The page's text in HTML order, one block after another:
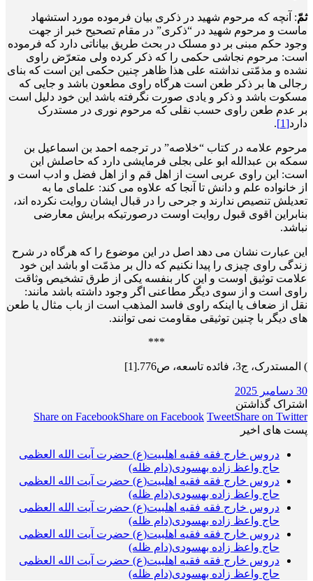
ثمّ: آنچه که مرحوم شهید در ذکری بیان فرموده مورد استشهاد
ماست و مرحوم شهید در “ذکری” در مقام تصحیح خبر از جهت
وجود حکم مبنی بر دو مسلک در بحث طریق بیاناتی دارد که فرموده
است: مرحوم نجاشی حکمی را که ذکر کرده ولی متعرّض راوی
نشده و مذمّتی نداشته علی هذا ظاهر چنین حکمی این است که بنای
رجالی ها بر ذکر طعن است هرگاه راوی مطعون باشد و جایی که
مسکوت باشد و ذکر و یادی صورت نگرفته باشد این خود دلیل است
بر عدم طعن راوی حسب نقلی که مرحوم نوری در مستدرک
دارد[1]
.
مرحوم علامه در کتاب “خلاصه” در ترجمه احمد بن اسماعیل بن
سمکه بن عبدالله ابو علی بجلی فرمایشی دارد که حاصلش این
است: این راوی عربی است از اهل قم و از اهل فضل و ادب است و
از خانواده علم و دانش تا آنجا که علاوه می کند: علمای ما به
تعدیلش تنصیص ندارند و جرحی را در قبال ایشان روایت نکرده اند،
بنابراین اقوی قبول روایت اوست درصورتی­که برایش معارضی
نباشد.
این عبارت نشان می دهد اصل در این موضوع را که هرگاه در شرح
زندگی راوی چیزی را پیدا نکنیم که دال بر مذمّت او باشد این خود
علامت توثیق اوست و این کار بنفسه یکی از طرق تشخیص وثاقت
راوی است و از سوی دیگر مطاعنی اگر وجود داشته باشد مانند:
نقل از ضعاف یا اینکه راوی فاسد المذهب است از باب مثال یا طعن
های دیگر با چنین توثیقی مقاومت نمی توانند.
***
) المستدرک، ج3، فائده تاسعه، ص776.[1]
30 دسامبر 2025
اشتراک گذاشتن
Share on FacebookShare on Facebook TweetShare on Twitter
پست های اخیر
دروس خارج فقه فقیه اهلبیت(ع) حضرت آیت الله العظمی
حاج واعظ زاده بهسودی(دام ظله)
دروس خارج فقه فقیه اهلبیت(ع) حضرت آیت الله العظمی
حاج واعظ زاده بهسودی(دام ظله)
دروس خارج فقه فقیه اهلبیت(ع) حضرت آیت الله العظمی
حاج واعظ زاده بهسودی(دام ظله)
دروس خارج فقه فقیه اهلبیت(ع) حضرت آیت الله العظمی
حاج واعظ زاده بهسودی(دام ظله)
دروس خارج فقه فقیه اهلبیت(ع) حضرت آیت الله العظمی
حاج واعظ زاده بهسودی(دام ظله)